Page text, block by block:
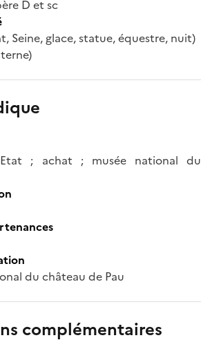
D et sc
Seine, glace, statue, équestre, nuit)
; achat ; musée national du
du château de Pau
complémentaires